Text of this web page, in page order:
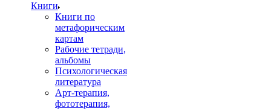
Книги
Книги по
метафорическим
картам
Рабочие тетради,
альбомы
Психологическая
литература
Арт-терапия,
фототерапия,